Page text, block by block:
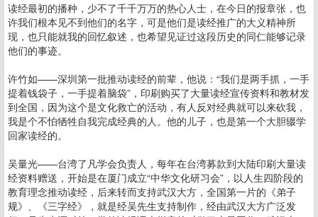
读经最初的播种，少不了千千万万的热心人士，在今日的报章张，也
许我们根本见不到他们的名字，可是他们是读经推广的大义精神所
现，也只能就我的回忆叙述，也希望见证过这段历史的同仁能够记录
他们的事迹。
许竹如——深圳第一批推动读经的前辈，他说：“我们是两手抓，一手
提着钱袋子，一手提着脑袋”，印刷购买了大量读经宣传资料和教材发
到全国，因为这个是文化救亡的活动，有人反对经典就可以来砍我，
我是个不怕牺牲自我完成经典的人。他的儿子，也是第一个大胆辍学
回家读经的。
吴量光——台湾了凡学会负责人，每年在台湾募款到大陆印刷大量读
经资料赠送，开始是在厦门成立“中华文化研习会”，以人生四阶段的
教育理念推动读经，后来转而支持武汉大方，全国第一片的《弟子
规》、《三字经》，就是经吴先生支持制作，经由武汉大方广泛发